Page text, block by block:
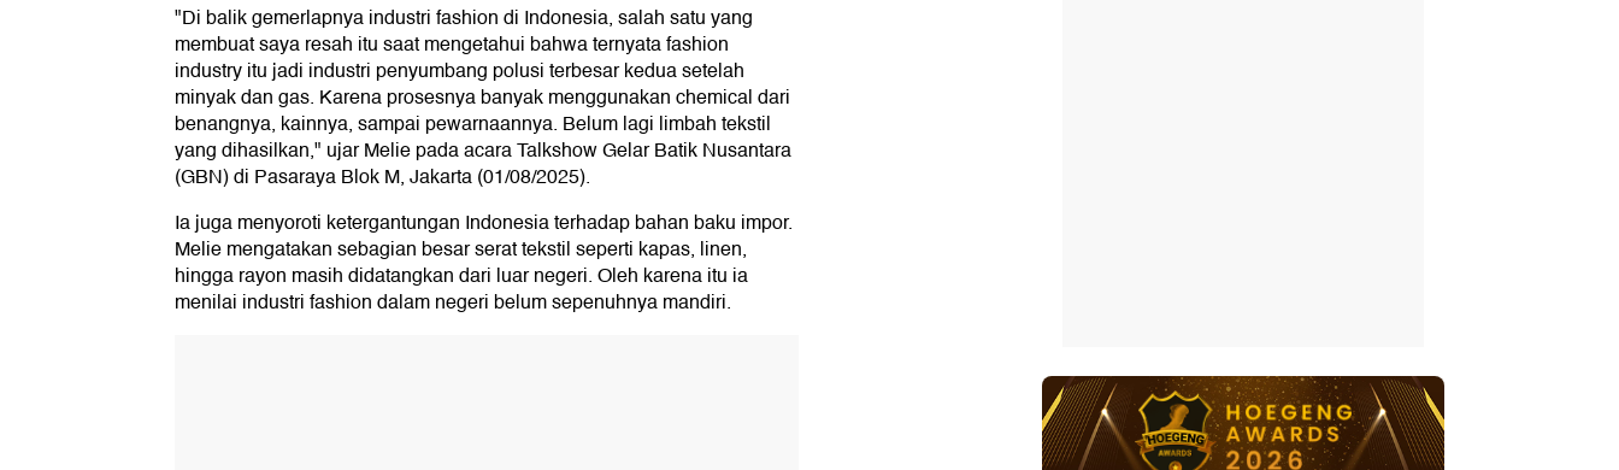
"Di balik gemerlapnya industri fashion di Indonesia, salah satu yang
membuat saya resah itu saat mengetahui bahwa ternyata fashion
industry itu jadi industri penyumbang polusi terbesar kedua setelah
minyak dan gas. Karena prosesnya banyak menggunakan chemical dari
benangnya, kainnya, sampai pewarnaannya. Belum lagi limbah tekstil
yang dihasilkan," ujar Melie pada acara Talkshow Gelar Batik Nusantara
(GBN) di Pasaraya Blok M, Jakarta (01/08/2025).
Ia juga menyoroti ketergantungan Indonesia terhadap bahan baku impor.
Melie mengatakan sebagian besar serat tekstil seperti kapas, linen,
hingga rayon masih didatangkan dari luar negeri. Oleh karena itu ia
menilai industri fashion dalam negeri belum sepenuhnya mandiri.